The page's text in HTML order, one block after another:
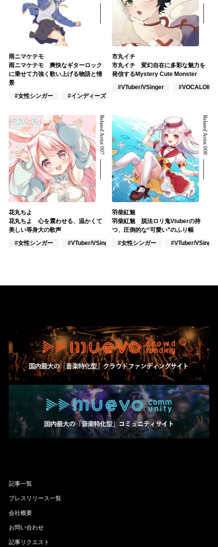
雨ニマケテモ
雨ニマケテモ 爽快なギターロック
に乗せて力強く歌い上げる物語と情
景
#女性シンガー
#インディーズ
市丸イチ
市丸イチ 変幻自在に多彩な魅力を
発信するMystery Cute Monster
#VTuber/VSinger
#VOCALOID
Related Artist 007
花丸ちよ
花丸ちよ 心を震わせる、温かくて
美しい等身大の歌声
#女性シンガー
#VTuber/VSinger #VOCALOID
Related Artist 008
羽柴紅魅
羽柴紅魅 脱法ロリ鬼Vtuberの持
つ、圧倒的な“可愛い”のふり幅
#女性シンガー
#VTuber/VSinger
記事一覧
プレスリリース一覧
会社概要
お問い合わせ
記事リクエスト